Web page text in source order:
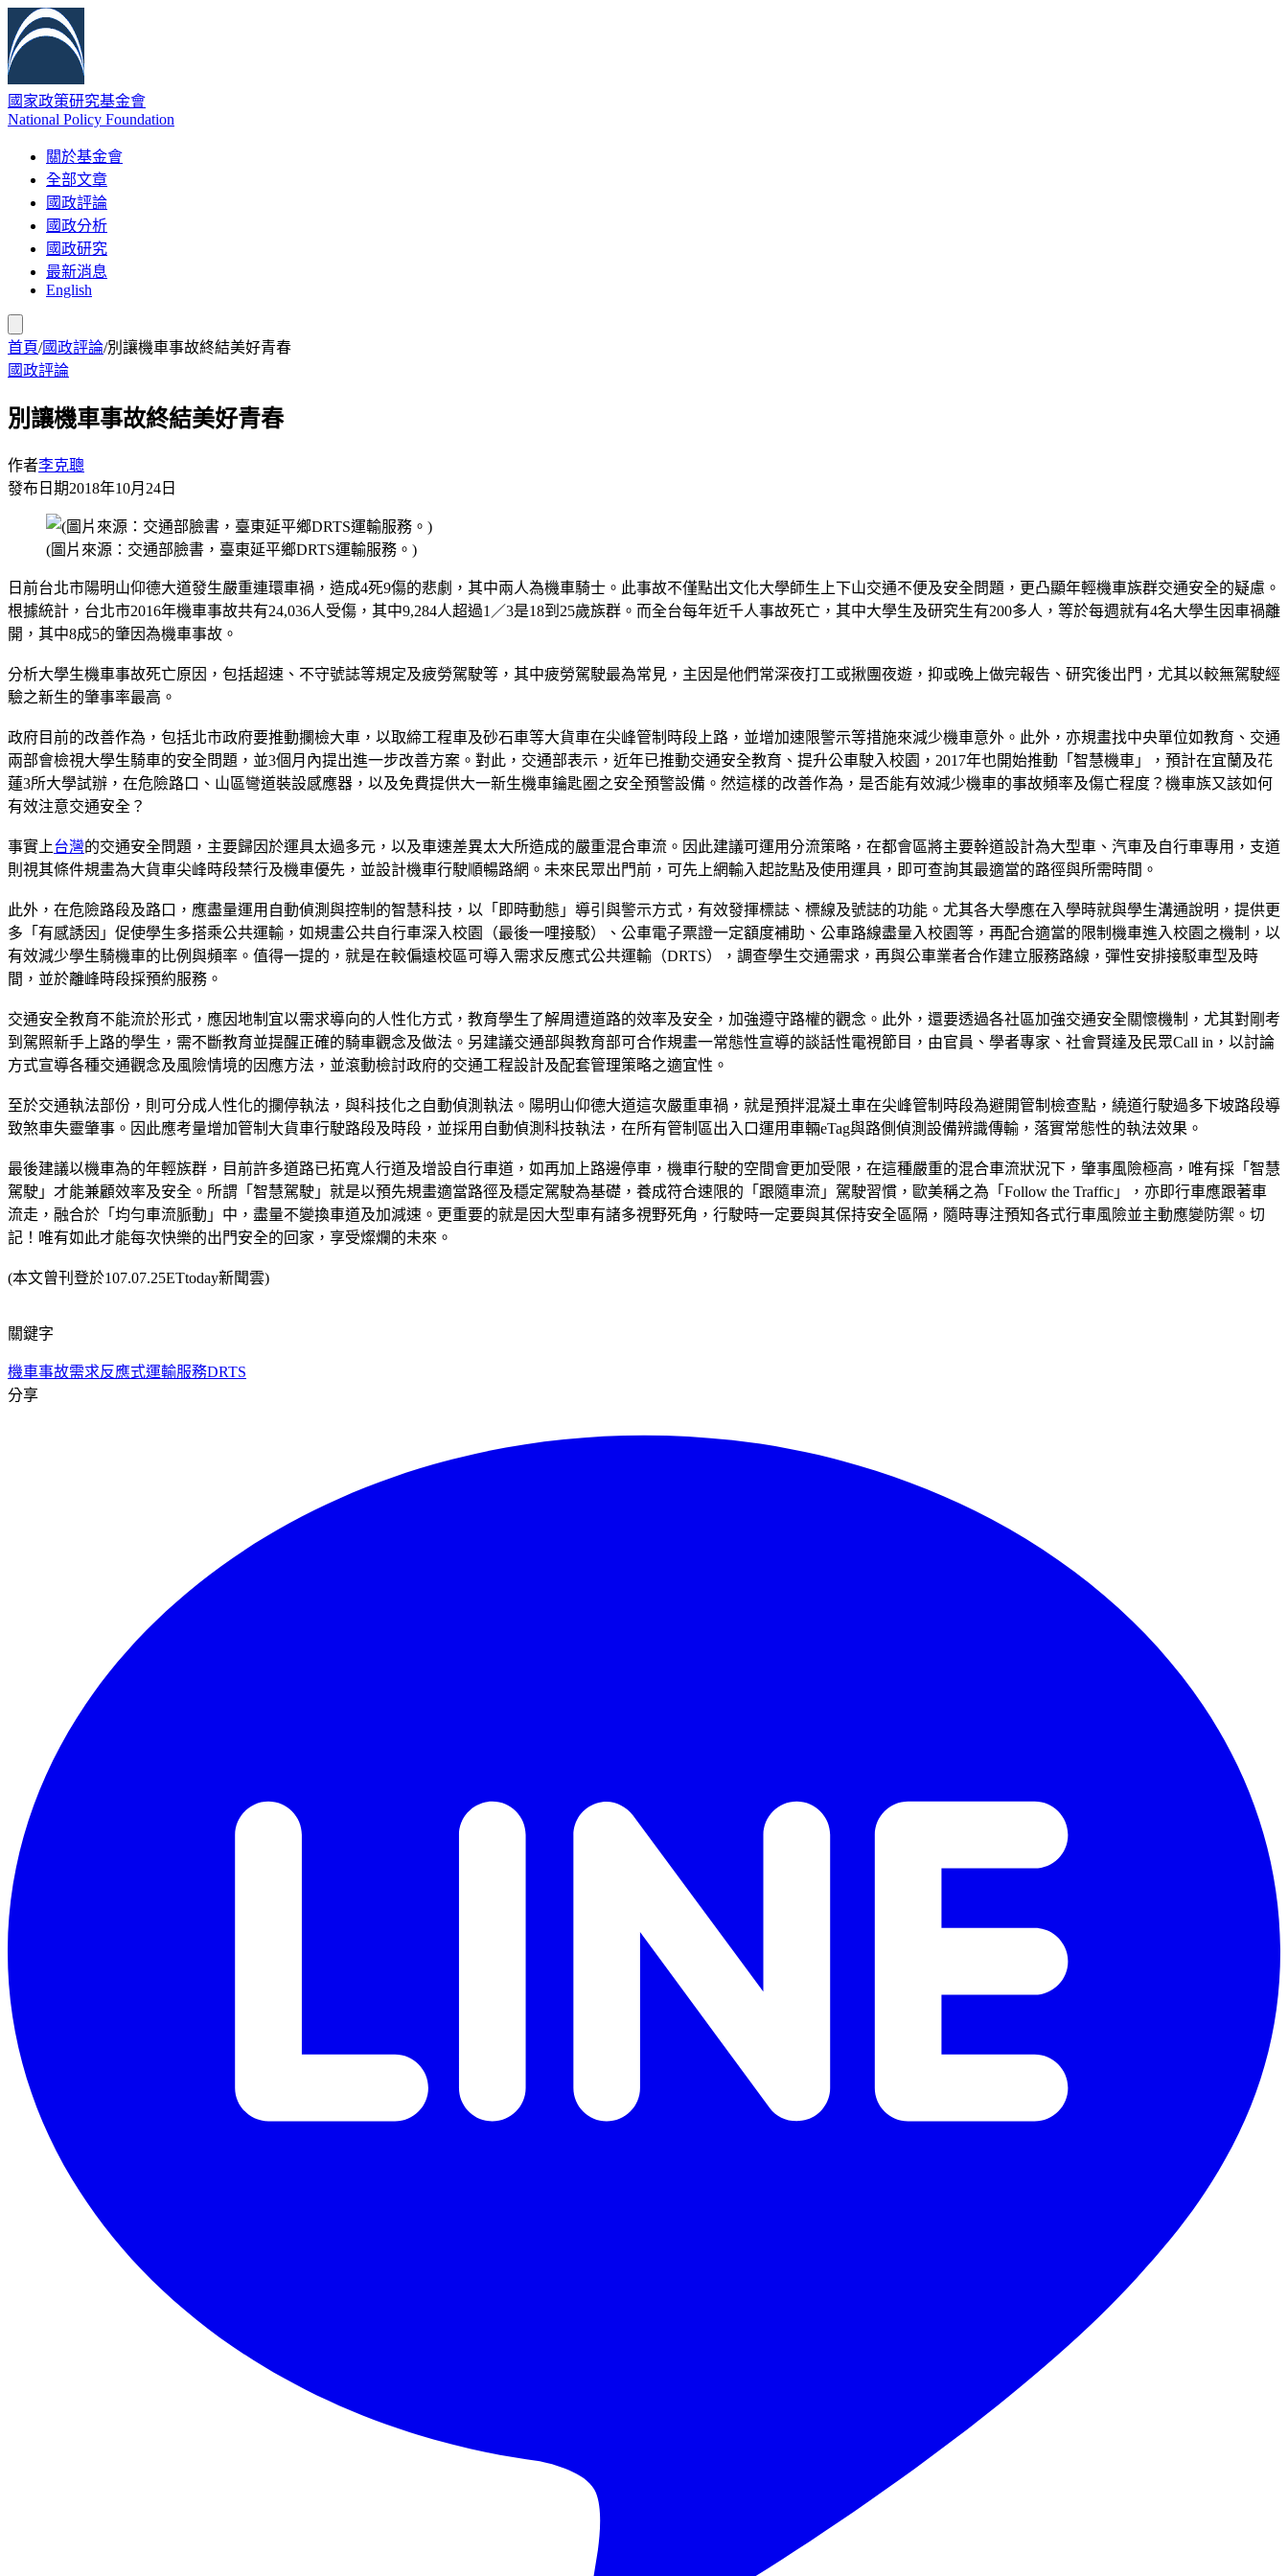
國家政策研究基金會
National Policy Foundation
關於基金會
全部文章
國政評論
國政分析
國政研究
最新消息
English
首頁/國政評論/別讓機車事故終結美好青春
國政評論
別讓機車事故終結美好青春
作者李克聰
發布日期2018年10月24日
(圖片來源：交通部臉書，臺東延平鄉DRTS運輸服務。)
日前台北市陽明山仰德大道發生嚴重連環車禍，造成4死9傷的悲劇，其中兩人為機車騎士。此事故不僅點出文化大學師生上下山交通不便及安全問題，更凸顯年輕機車族群交通安全的疑慮。
根據統計，台北市2016年機車事故共有24,036人受傷，其中9,284人超過1／3是18到25歲族群。而全台每年近千人事故死亡，其中大學生及研究生有200多人，等於每週就有4名大學生因車禍離
開，其中8成5的肇因為機車事故。
分析大學生機車事故死亡原因，包括超速、不守號誌等規定及疲勞駕駛等，其中疲勞駕駛最為常見，主因是他們常深夜打工或揪團夜遊，抑或晚上做完報告、研究後出門，尤其以較無駕駛經
驗之新生的肇事率最高。
政府目前的改善作為，包括北市政府要推動攔檢大車，以取締工程車及砂石車等大貨車在尖峰管制時段上路，並增加速限警示等措施來減少機車意外。此外，亦規畫找中央單位如教育、交通
兩部會檢視大學生騎車的安全問題，並3個月內提出進一步改善方案。對此，交通部表示，近年已推動交通安全教育、提升公車駛入校園，2017年也開始推動「智慧機車」，預計在宜蘭及花
蓮3所大學試辦，在危險路口、山區彎道裝設感應器，以及免費提供大一新生機車鑰匙圈之安全預警設備。然這樣的改善作為，是否能有效減少機車的事故頻率及傷亡程度？機車族又該如何
有效注意交通安全？
事實上台灣的交通安全問題，主要歸因於運具太過多元，以及車速差異太大所造成的嚴重混合車流。因此建議可運用分流策略，在都會區將主要幹道設計為大型車、汽車及自行車專用，支道
則視其條件規畫為大貨車尖峰時段禁行及機車優先，並設計機車行駛順暢路網。未來民眾出門前，可先上網輸入起訖點及使用運具，即可查詢其最適當的路徑與所需時間。
此外，在危險路段及路口，應盡量運用自動偵測與控制的智慧科技，以「即時動態」導引與警示方式，有效發揮標誌、標線及號誌的功能。尤其各大學應在入學時就與學生溝通說明，提供更
多「有感誘因」促使學生多搭乘公共運輸，如規畫公共自行車深入校園（最後一哩接駁）、公車電子票證一定額度補助、公車路線盡量入校園等，再配合適當的限制機車進入校園之機制，以
有效減少學生騎機車的比例與頻率。值得一提的，就是在較偏遠校區可導入需求反應式公共運輸（DRTS），調查學生交通需求，再與公車業者合作建立服務路線，彈性安排接駁車型及時
間，並於離峰時段採預約服務。
交通安全教育不能流於形式，應因地制宜以需求導向的人性化方式，教育學生了解周遭道路的效率及安全，加強遵守路權的觀念。此外，還要透過各社區加強交通安全關懷機制，尤其對剛考
到駕照新手上路的學生，需不斷教育並提醒正確的騎車觀念及做法。另建議交通部與教育部可合作規畫一常態性宣導的談話性電視節目，由官員、學者專家、社會賢達及民眾Call in，以討論
方式宣導各種交通觀念及風險情境的因應方法，並滾動檢討政府的交通工程設計及配套管理策略之適宜性。
至於交通執法部份，則可分成人性化的攔停執法，與科技化之自動偵測執法。陽明山仰德大道這次嚴重車禍，就是預拌混凝土車在尖峰管制時段為避開管制檢查點，繞道行駛過多下坡路段導
致煞車失靈肇事。因此應考量增加管制大貨車行駛路段及時段，並採用自動偵測科技執法，在所有管制區出入口運用車輛eTag與路側偵測設備辨識傳輸，落實常態性的執法效果。
最後建議以機車為的年輕族群，目前許多道路已拓寬人行道及增設自行車道，如再加上路邊停車，機車行駛的空間會更加受限，在這種嚴重的混合車流狀況下，肇事風險極高，唯有採「智慧
駕駛」才能兼顧效率及安全。所謂「智慧駕駛」就是以預先規畫適當路徑及穩定駕駛為基礎，養成符合速限的「跟隨車流」駕駛習慣，歐美稱之為「Follow the Traffic」，亦即行車應跟著車
流走，融合於「均勻車流脈動」中，盡量不變換車道及加減速。更重要的就是因大型車有諸多視野死角，行駛時一定要與其保持安全區隔，隨時專注預知各式行車風險並主動應變防禦。切
記！唯有如此才能每次快樂的出門安全的回家，享受燦爛的未來。
(本文曾刊登於107.07.25ETtoday新聞雲)
關鍵字
機車事故需求反應式運輸服務DRTS
分享